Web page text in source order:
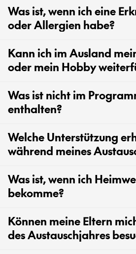
Was ist, wenn ich eine
oder Allergien habe?
Kann ich im Ausland
oder mein Hobby
Was ist nicht im
enthalten?
Welche Unterstützung
während meines
Was ist, wenn ich
bekomme?
Können meine Eltern
des Austauschjahres